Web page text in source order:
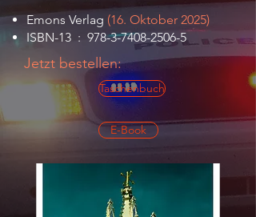
Emons Verlag (16. Oktober 2025)
ISBN-13 ‏ : ‎ 978-3-7408-2506-5
Jetzt bestellen:
Taschenbuch
E-Book